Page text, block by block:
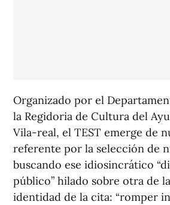
Organizado por el
la Regidoria de Cultura del
Vila-real, el TEST emerge de
referente por la selección de
buscando ese idiosincrático
público” hilado sobre otra de
identidad de la cita: “romper